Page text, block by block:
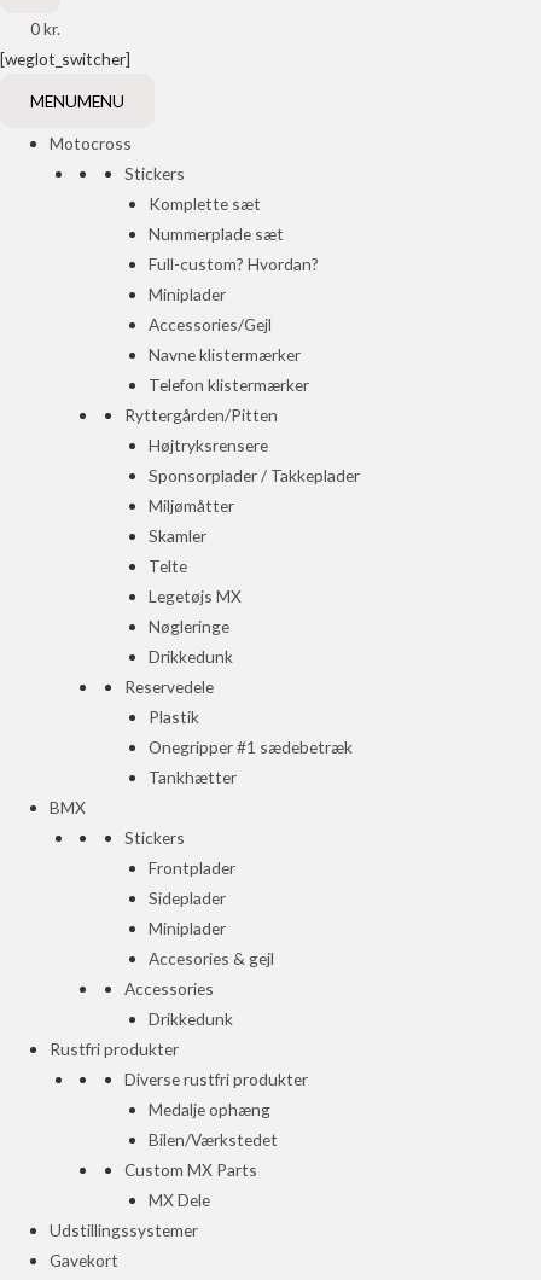
0kr.
[weglot_switcher]
MENUMENU
Motocross
Stickers
Komplette sæt
Nummerplade sæt
Full-custom? Hvordan?
Miniplader
Accessories/Gejl
Navne klistermærker
Telefon klistermærker
Ryttergården/Pitten
Højtryksrensere
Sponsorplader / Takkeplader
Miljømåtter
Skamler
Telte
Legetøjs MX
Nøgleringe
Drikkedunk
Reservedele
Plastik
Onegripper #1 sædebetræk
Tankhætter
BMX
Stickers
Frontplader
Sideplader
Miniplader
Accesories & gejl
Accessories
Drikkedunk
Rustfri produkter
Diverse rustfri produkter
Medalje ophæng
Bilen/Værkstedet
Custom MX Parts
MX Dele
Udstillingssystemer
Gavekort